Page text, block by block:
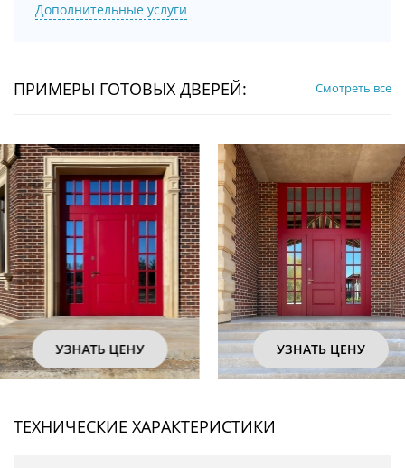
Дополнительные услуги
ПРИМЕРЫ ГОТОВЫХ ДВЕРЕЙ: Смотреть все
УЗНАТЬ ЦЕНУ УЗНАТЬ ЦЕНУ
ТЕХНИЧЕСКИЕ ХАРАКТЕРИСТИКИ